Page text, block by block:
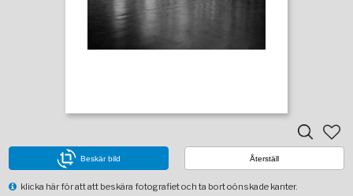
Beskär bild Återställ
klicka här för att att beskära fotografiet och ta bort oönskade kanter.